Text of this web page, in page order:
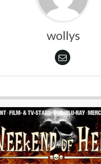
wollys